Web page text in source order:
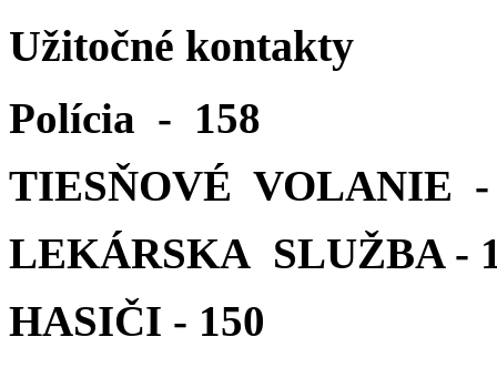
Užitočné kontakty
Polícia - 158
TIESŇOVÉ VOLANIE -
LEKÁRSKA SLUŽBA -
HASIČI - 150